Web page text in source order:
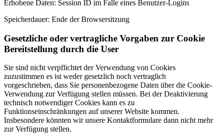
Erhobene Daten: Session ID im Falle eines Benutzer-Logins
Speicherdauer: Ende der Browsersitzung
Gesetzliche oder vertragliche Vorgaben zur Cookie
Bereitstellung durch die User
Sie sind nicht verpflichtet der Verwendung von Cookies
zuzustimmen es ist weder gesetzlich noch vertraglich
vorgeschrieben, dass Sie personenbezogene Daten über die Cookie-
Verwendung zur Verfügung stellen müssen. Bei der Deaktivierung
technisch notwendiger Cookies kann es zu
Funktionseinschränkungen auf unserer Website kommen.
Insbesondere könnten wir unsere Kontaktformulare dann nicht mehr
zur Verfügung stellen.